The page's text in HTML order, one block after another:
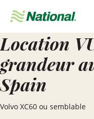
navigation
Location
grandeur
Spain
Volvo XC60 ou semblable